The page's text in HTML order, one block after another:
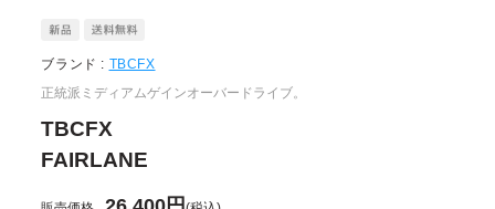
ブランド : TBCFX
正統派ミディアムゲインオーバードライブ。
TBCFX
FAIRLANE